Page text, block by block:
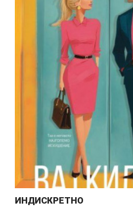
ИНДИСКРЕТНО